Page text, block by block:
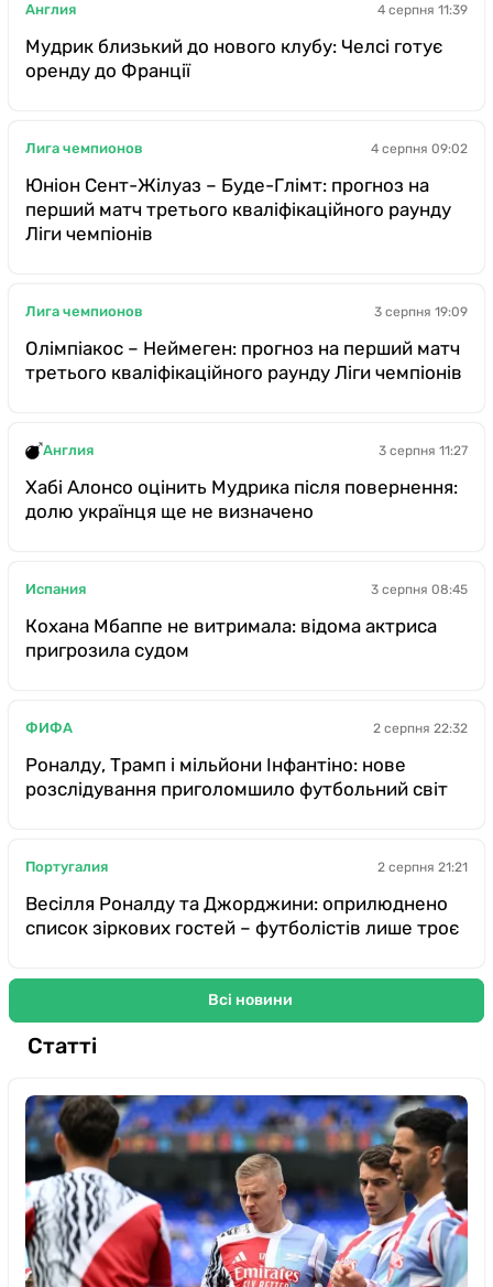
Англия 4 серпня 11:39
Мудрик близький до нового клубу: Челсі готує
оренду до Франції
Лига чемпионов 4 серпня 09:02
Юніон Сент-Жілуаз – Буде-Глімт: прогноз на
перший матч третього кваліфікаційного раунду
Ліги чемпіонів
Лига чемпионов 3 серпня 19:09
Олімпіакос – Неймеген: прогноз на перший матч
третього кваліфікаційного раунду Ліги чемпіонів
Англия 3 серпня 11:27
Хабі Алонсо оцінить Мудрика після повернення:
долю українця ще не визначено
Испания 3 серпня 08:45
Кохана Мбаппе не витримала: відома актриса
пригрозила судом
ФИФА 2 серпня 22:32
Роналду, Трамп і мільйони Інфантіно: нове
розслідування приголомшило футбольний світ
Португалия 2 серпня 21:21
Весілля Роналду та Джорджини: оприлюднено
список зіркових гостей – футболістів лише троє
Всі новини
Статті